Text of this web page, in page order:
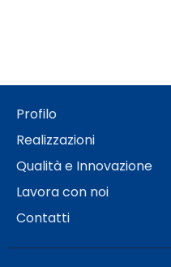
Profilo
Realizzazioni
Qualità e Innovazione
Lavora con noi
Contatti